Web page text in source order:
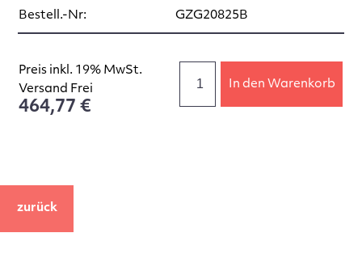
Bestell.-Nr: GZG20825B
Preis inkl. 19% MwSt.
Versand Frei
464,77 €
In den Warenkorb
zurück